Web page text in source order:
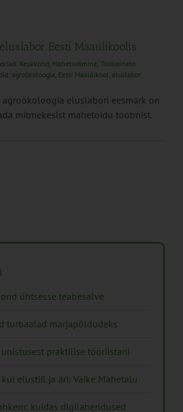
Eesti Maaülikoolis
Keskkond, Mahetootmine, Toiduainete
agroökoloogia, Eesti Maaülikool, eluslabor
eluslabori eesmärk on
mitmekesist mahetoidu tootmist.
ühtsesse teabesalve
turbaalad marjapõldudeks
praktilise tööriistani
elustiil ja äri: Väike Mahetalu
kuidas digilahendused